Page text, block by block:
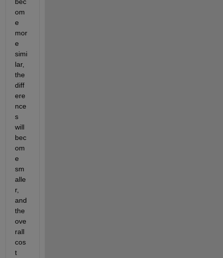
om
e
mor
e
simi
lar,
the
diff
ere
nce
s
will
bec
om
e
sm
alle
r,
and
the
ove
rall
cos
t